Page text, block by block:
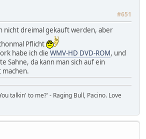
#651
nicht dreimal gekauft werden, aber
Pflicht
habe ich die WMV-HD DVD-ROM, und
Sahne, da kann man sich auf ein
machen.
talkin' to me?' - Raging Bull, Pacino. Love